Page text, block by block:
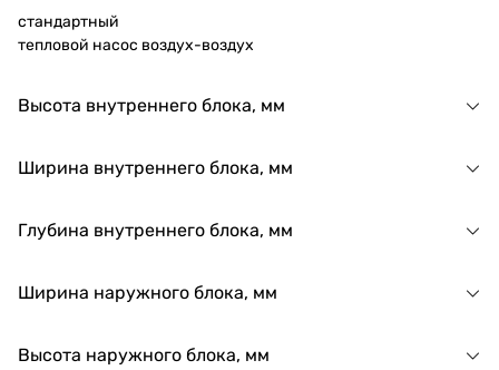
стандартный
тепловой насос воздух-воздух
Высота внутреннего блока, мм
Ширина внутреннего блока, мм
Глубина внутреннего блока, мм
Ширина наружного блока, мм
Высота наружного блока, мм